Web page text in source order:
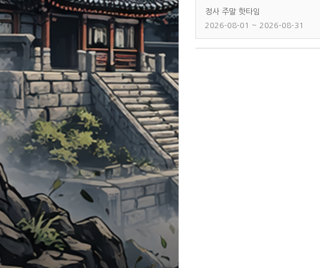
정사 주말 핫타임
2026-08-01 ~ 2026-08-31